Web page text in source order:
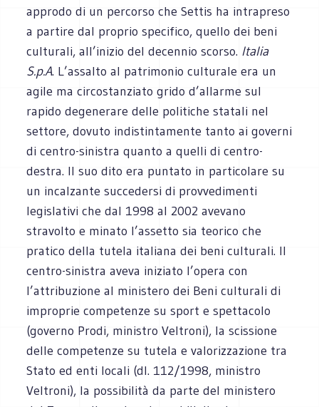
approdo di un percorso che Settis ha intrapreso
a partire dal proprio specifico, quello dei beni
culturali, all’inizio del decennio scorso. Italia
S.p.A. L’assalto al patrimonio culturale era un
agile ma circostanziato grido d’allarme sul
rapido degenerare delle politiche statali nel
settore, dovuto indistintamente tanto ai governi
di centro-sinistra quanto a quelli di centro-
destra. Il suo dito era puntato in particolare su
un incalzante succedersi di provvedimenti
legislativi che dal 1998 al 2002 avevano
stravolto e minato l’assetto sia teorico che
pratico della tutela italiana dei beni culturali. Il
centro-sinistra aveva iniziato l’opera con
l’attribuzione al ministero dei Beni culturali di
improprie competenze su sport e spettacolo
(governo Prodi, ministro Veltroni), la scissione
delle competenze su tutela e valorizzazione tra
Stato ed enti locali (dl. 112/1998, ministro
Veltroni), la possibilità da parte del ministero